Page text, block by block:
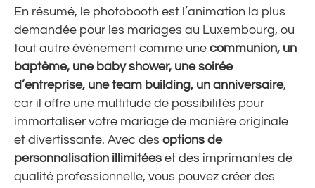
En résumé, le photobooth est l’animation la plus
demandée pour les mariages au Luxembourg, ou
tout autre événement comme une communion, un
baptême, une baby shower, une soirée
d’entreprise, une team building, un anniversaire,
car il offre une multitude de possibilités pour
immortaliser votre mariage de manière originale
et divertissante. Avec des options de
personnalisation illimitées et des imprimantes de
qualité professionnelle, vous pouvez créer des